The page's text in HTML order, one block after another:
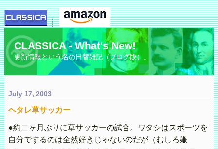
CLASSICA - What's New!
更新情報という名の日替雑記（ブログ版）。
July 17, 2003
ヘタレ草サッカー
●約二ヶ月ぶりに草サッカーの試合。ワタシはスポーツを
自分でするのは全然好きじゃないのだが（むしろ嫌